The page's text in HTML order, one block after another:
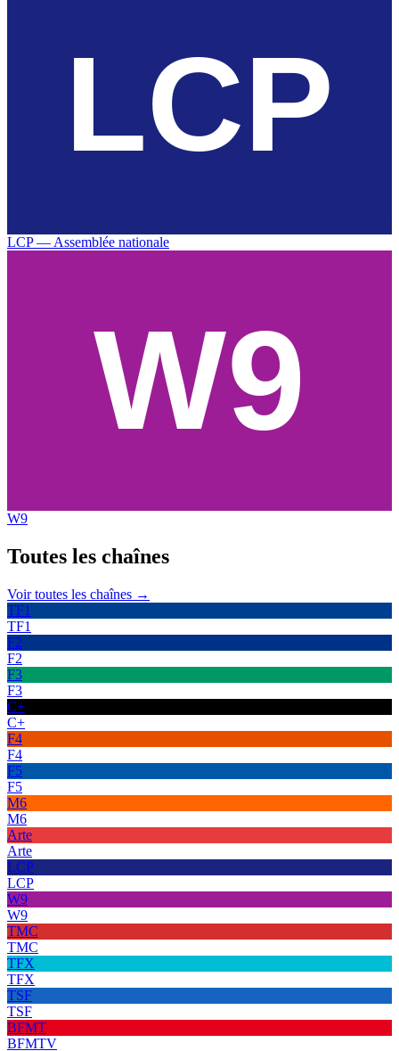
LCP — Assemblée nationale
W9
Toutes les chaînes
Voir toutes les chaînes →
TF1
TF1
F2
F2
F3
F3
C+
C+
F4
F4
F5
F5
M6
M6
Arte
Arte
LCP
LCP
W9
W9
TMC
TMC
TFX
TFX
TSF
TSF
BFMT
BFMTV